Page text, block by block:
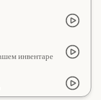
инвентаре